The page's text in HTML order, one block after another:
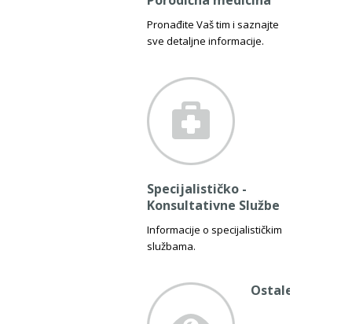
Pronađite Vaš tim i saznajte
sve detaljne informacije.
Specijalističko -
Konsultativne Službe
Informacije o specijalističkim
službama.
Ostale